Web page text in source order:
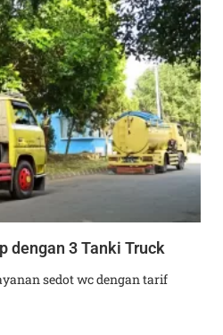
dengan 3 Tanki Truck
sedot wc dengan tarif